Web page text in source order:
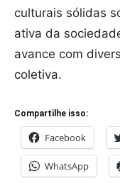
culturais sólidas
ativa da
avance com
coletiva.
Compartilhe isso:
Facebook
WhatsApp